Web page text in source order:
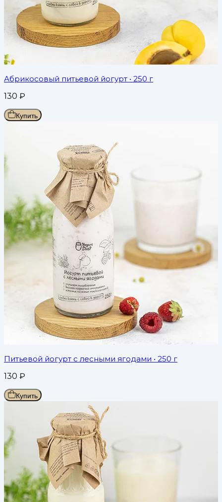
Абрикосовый питьевой йогурт • 250 г
130 ₽
Купить
Питьевой йогурт с лесными ягодами • 250 г
130 ₽
Купить